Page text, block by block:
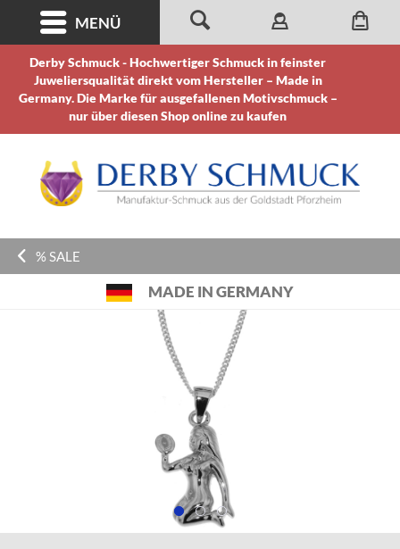
Derby Schmuck - Hochwertiger Schmuck in feinster
Juweliersqualität direkt vom Hersteller – Made in
Germany. Die Marke für ausgefallenen Motivschmuck –
nur über diesen Shop online zu kaufen
MENÜ
% SALE
MADE IN GERMANY